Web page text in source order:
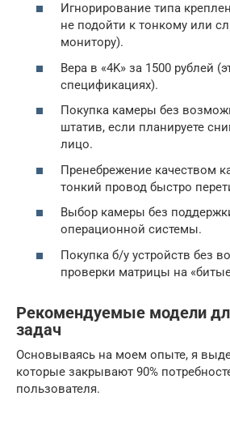
Игнорирование типа
не подойти к тонкому или
монитору).
Вера в «4K» за 1500 рублей
спецификациях).
Покупка камеры без
штатив, если планируете
лицо.
Пренебрежение качеством
тонкий провод быстро
Выбор камеры без
операционной системы.
Покупка б/у устройств без
проверки матрицы на
Рекомендуемые модели
задач
Основываясь на моем опыте, я
которые закрывают 90%
пользователя.